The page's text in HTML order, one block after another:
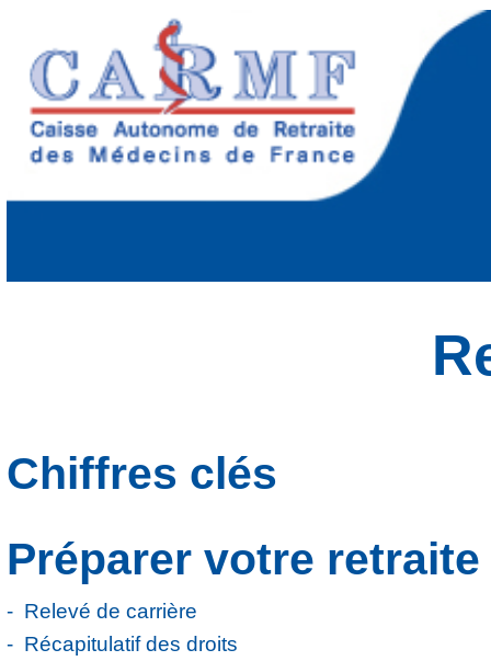
Chiffres clés
Préparer votre retraite
Relevé de carrière
Récapitulatif des droits